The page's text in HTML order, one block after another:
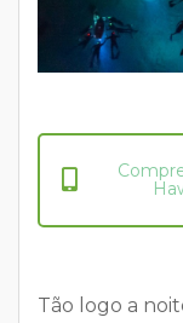
Tão logo a